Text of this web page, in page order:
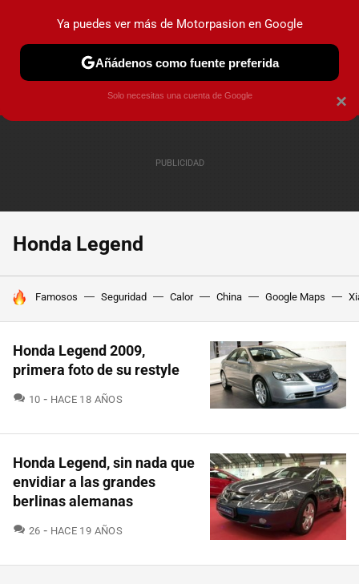
PRUEBAS COCHES ELÉCTRICOS OBSERVATORIO
Honda Legend
HOY SE HABLA DE
Famosos Seguridad Calor China Google Maps
Honda Legend 2009,
primera foto de su restyle
10 COMENTARIOS
HACE 18 AÑOS
Honda Legend, sin nada que
envidiar a las grandes
berlinas alemanas
26 COMENTARIOS
HACE 19 AÑOS
×
Ya puedes ver más de Motorpasion en Google
Añádenos como fuente preferida
Solo necesitas una cuenta de Google